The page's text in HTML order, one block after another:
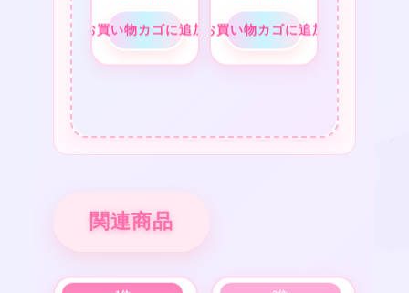
お買い物カゴに追加 お買い物カゴに追加
関連商品